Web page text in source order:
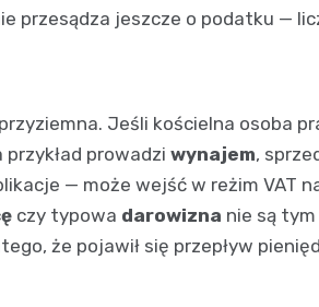
przesądza jeszcze o podatku —
Jeśli kościelna osoba
prowadzi wynajem,
— może wejść w reżim VAT
czy typowa darowizna nie są
że pojawił się przepływ